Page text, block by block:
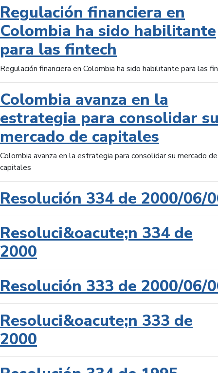
Regulación financiera en
Colombia ha sido habilitante
para las fintech
Regulación financiera en Colombia ha sido habilitante para las
Colombia avanza en la
estrategia para consolidar
mercado de capitales
Colombia avanza en la estrategia para consolidar su mercado de
capitales
Resolución 334 de 2000/06/
Resoluci&oacute;n 334 de
2000
Resolución 333 de 2000/06/
Resoluci&oacute;n 333 de
2000